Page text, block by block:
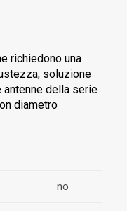
richiedono una
soluzione
della serie
diametro
no